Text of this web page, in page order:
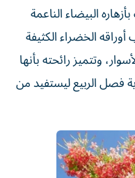
البيضاء الناعمة
الخضراء الكثيفة
وتتميز رائحته بأنها
فصل الربيع ليستفيد من